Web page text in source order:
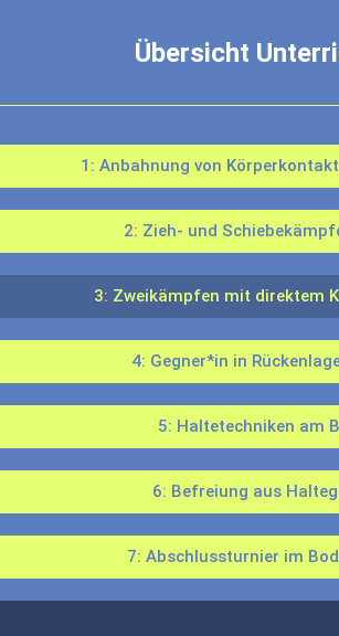
Übersicht
1: Anbahnung von
2: Zieh- und
3: Zweikämpfen mit direktem
4: Gegner*in in
5: Haltetechniken am
6: Befreiung aus
7: Abschlussturnier im